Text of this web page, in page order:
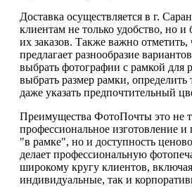
Доставка осуществляется в г.
клиентам не только удобство, но и
их заказов. Также важно
предлагает разнообразие
выбрать фотографии с рамкой для
выбрать размер рамки,
даже указать предпочтительный
Преимущества ФотоПочты это не
профессиональное изготовление и
"в рамке", но и доступность
делает профессиональную
широкому кругу клиентов,
индивидуальные, так и